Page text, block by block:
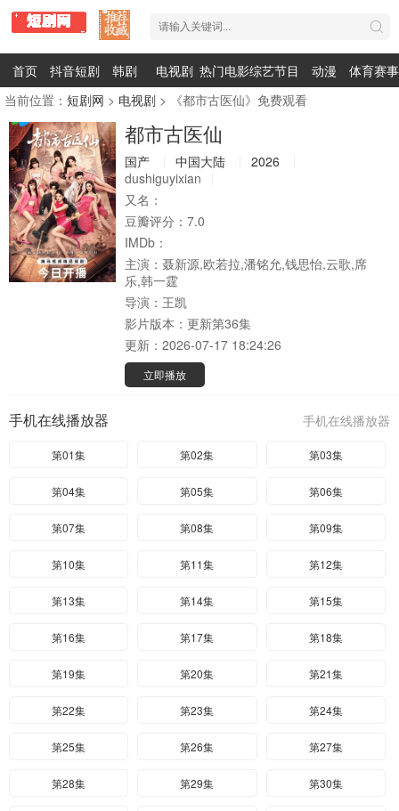
首页 抖音短剧 韩剧 电视剧 热门电影综艺节目 动漫
体育赛事
当前位置： 短剧网 > 电视剧 > 《都市古医仙》免费观看
都市古医仙
国产 中国大陆
2026
dushiguyixian
又名：
豆瓣评分： 7.0
IMDb：
主演： 聂新源,欧若拉,潘铭允,钱思怡,云歌,席
乐,韩一霆
导演： 王凯
影片版本： 更新第36集
更新： 2026-07-17 18:24:26
立即播放
手机在线播放器
手机在线播放器
第01集 第02集 第03集
第04集 第05集 第06集
第07集 第08集 第09集
第10集 第11集 第12集
第13集 第14集 第15集
第16集 第17集 第18集
第19集 第20集 第21集
第22集 第23集 第24集
第25集 第26集 第27集
第28集 第29集 第30集